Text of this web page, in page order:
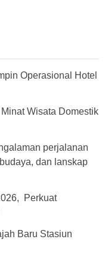
Operasional Hotel
Wisata Domestik
perjalanan
dan lanskap
Perkuat
Baru Stasiun